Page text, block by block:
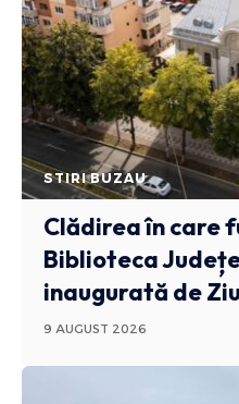
STIRI BUZAU
Clădirea în care
Biblioteca
inaugurată de
9 AUGUST 2026